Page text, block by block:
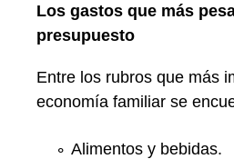
Los gastos que más
presupuesto
Entre los rubros que más
economía familiar se
Alimentos y bebidas.